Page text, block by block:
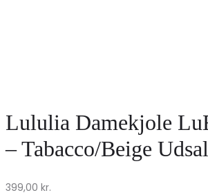
Lululia Damekjole
– Tabacco/Beige
399,00 kr.